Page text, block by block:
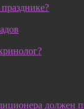
должен